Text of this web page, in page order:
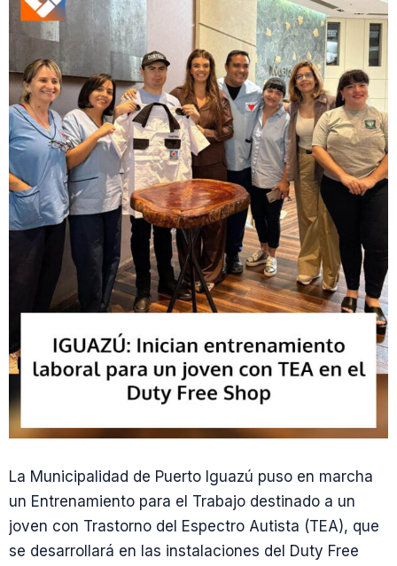
La Municipalidad de Puerto Iguazú puso en marcha
un Entrenamiento para el Trabajo destinado a un
joven con Trastorno del Espectro Autista (TEA), que
se desarrollará en las instalaciones del Duty Free